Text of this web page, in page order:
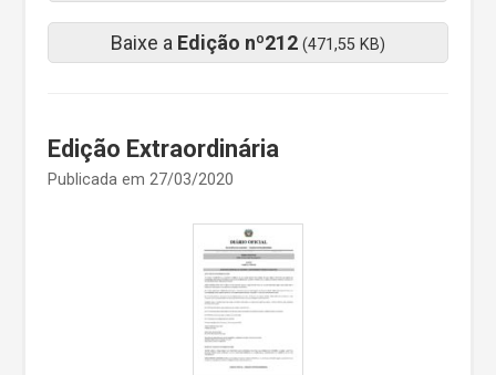
Baixe a Edição nº212 (471,55 KB)
Edição Extraordinária
Publicada em 27/03/2020